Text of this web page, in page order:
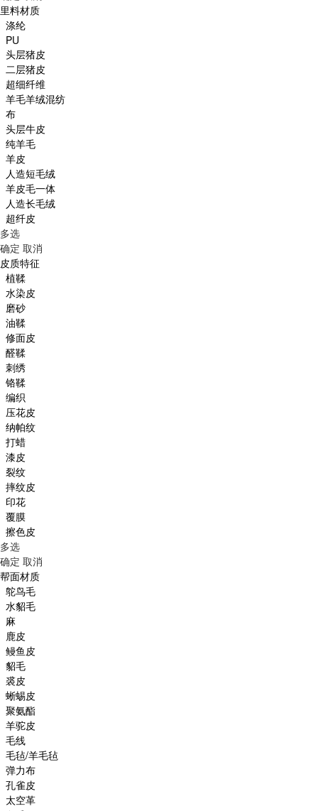
里料材质
涤纶
PU
头层猪皮
二层猪皮
超细纤维
羊毛羊绒混纺
布
头层牛皮
纯羊毛
羊皮
人造短毛绒
羊皮毛一体
人造长毛绒
超纤皮
多选
确定 取消
皮质特征
植鞣
水染皮
磨砂
油鞣
修面皮
醛鞣
刺绣
铬鞣
编织
压花皮
纳帕纹
打蜡
漆皮
裂纹
摔纹皮
印花
覆膜
擦色皮
多选
确定 取消
帮面材质
鸵鸟毛
水貂毛
麻
鹿皮
鳗鱼皮
貂毛
裘皮
蜥蜴皮
聚氨酯
羊驼皮
毛线
毛毡/羊毛毡
弹力布
孔雀皮
太空革